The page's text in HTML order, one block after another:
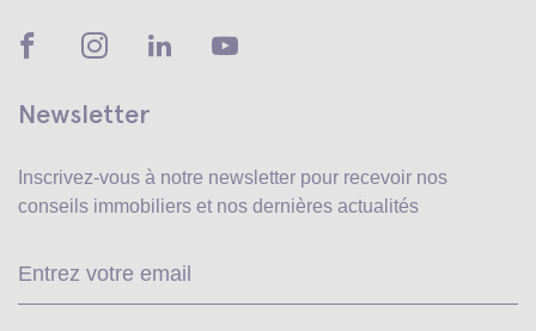
Newsletter
Inscrivez-vous à notre newsletter pour recevoir nos
conseils immobiliers et nos dernières actualités